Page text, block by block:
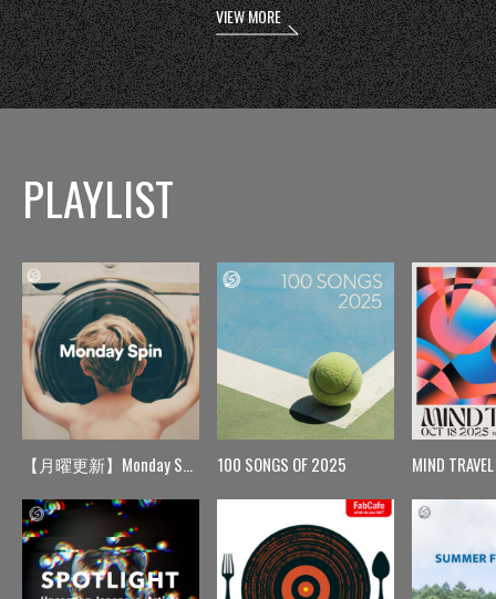
VIEW MORE
PLAYLIST
【月曜更新】Monday Spin 100 SONGS OF 2025 MIND TRAVEL